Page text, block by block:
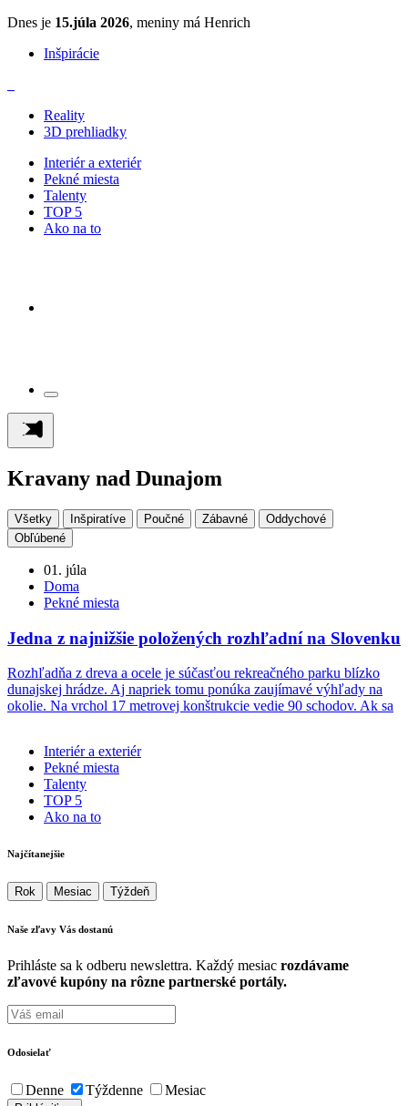
Dnes je 15.júla 2026, meniny má Henrich
Inšpirácie
Reality
3D prehliadky
Interiér a exteriér
Pekné miesta
Talenty
TOP 5
Ako na to
Kravany nad Dunajom
Všetky Inšpiratíve Poučné Zábavné
Oddychové
Obľúbené
01. júla
Doma
Pekné miesta
Jedna z najnižšie položených rozhľadní na Slovenku
Rozhľadňa z dreva a ocele je súčasťou rekreačného parku blízko
dunajskej hrádze. Aj napriek tomu ponúka zaujímavé výhľady na
okolie. Na vrchol 17 metrovej konštrukcie vedie 90 schodov. Ak sa
Interiér a exteriér
Pekné miesta
Talenty
TOP 5
Ako na to
Najčítanejšie
Rok Mesiac Týždeň
Naše zľavy Vás dostanú
Prihláste sa k odberu newslettra. Každý mesiac rozdávame
zľavové kupóny na rôzne partnerské portály.
Odosielať
Denne Týždenne Mesiac